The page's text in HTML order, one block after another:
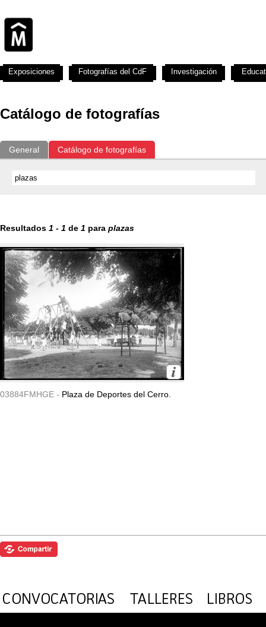
Catálogo de fotografías
General Catálogo de fotografías
Resultados 1 - 1 de 1 para plazas
03884FMHGE - Plaza de Deportes del Cerro.
Exposiciones Fotografías del CdF Investigación